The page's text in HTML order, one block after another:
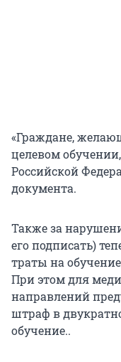
«Граждане,
целевом
Российской
документа.
Также за
его подписать)
траты на
При этом для
направлений
штраф в
обучение..